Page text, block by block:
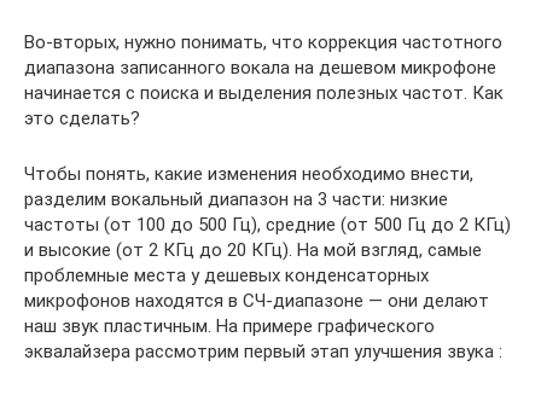
Во-вторых, нужно понимать, что коррекция частотного
диапазона записанного вокала на дешевом микрофоне
начинается с поиска и выделения полезных частот. Как
это сделать?
Чтобы понять, какие изменения необходимо внести,
разделим вокальный диапазон на 3 части: низкие
частоты (от 100 до 500 Гц), средние (от 500 Гц до 2 КГц)
и высокие (от 2 КГц до 20 КГц). На мой взгляд, самые
проблемные места у дешевых конденсаторных
микрофонов находятся в СЧ-диапазоне — они делают
наш звук пластичным. На примере графического
эквалайзера рассмотрим первый этап улучшения звука :